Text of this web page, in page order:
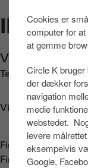
Cookies er
computer for
at gemme
Circle K bruger
der dækker
navigation
medie
webstedet.
levere
eksempelvis
Google,
v
e
d
n
h
d
INGO
Vestergade 2
Telefon:
Vis vej
Find os på:App
Find os på:Google